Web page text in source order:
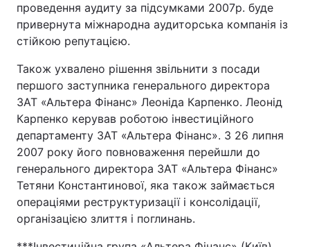
проведення аудиту за підсумками 2007р. буде
привернута міжнародна аудиторська компанія із
стійкою репутацією.
Також ухвалено рішення звільнити з посади
першого заступника генерального директора
ЗАТ «Альтера Фінанс» Леоніда Карпенко. Леонід
Карпенко керував роботою інвестиційного
департаменту ЗАТ «Альтера Фінанс». З 26 липня
2007 року його повноваження перейшли до
генерального директора ЗАТ «Альтера Фінанс»
Тетяни Константинової, яка також займається
операціями реструктуризації і консолідації,
організацією злиття і поглинань.